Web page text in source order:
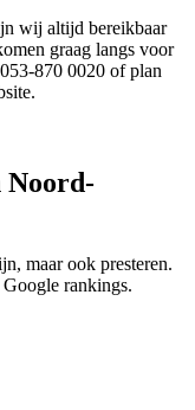
wij altijd bereikbaar
graag langs voor
870 0020 of plan
Noord-
maar ook presteren.
rankings.